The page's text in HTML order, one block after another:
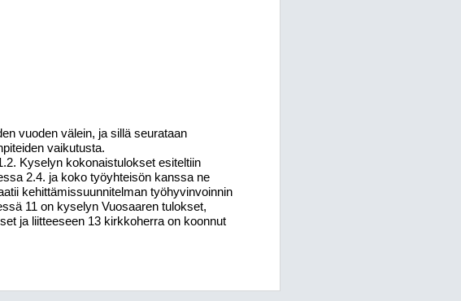
vuoden välein, ja sillä seurataan
vaikutusta.
Kyselyn kokonaistulokset esiteltiin
2.4. ja koko työyhteisön kanssa ne
kehittämissuunnitelman työhyvinvoinnin
11 on kyselyn Vuosaaren tulokset,
ja liitteeseen 13 kirkkoherra on koonnut